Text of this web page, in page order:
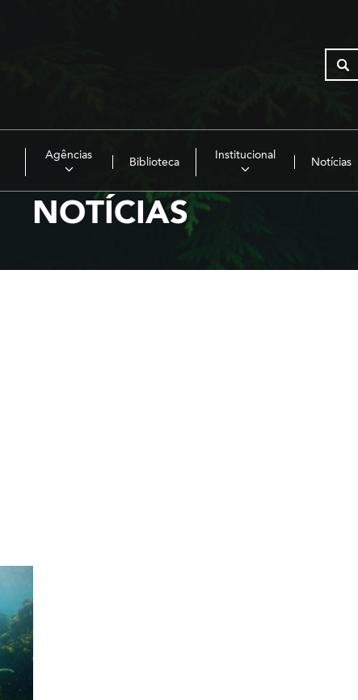
Agências
Biblioteca
Institucional
Notícias
NOTÍCIAS